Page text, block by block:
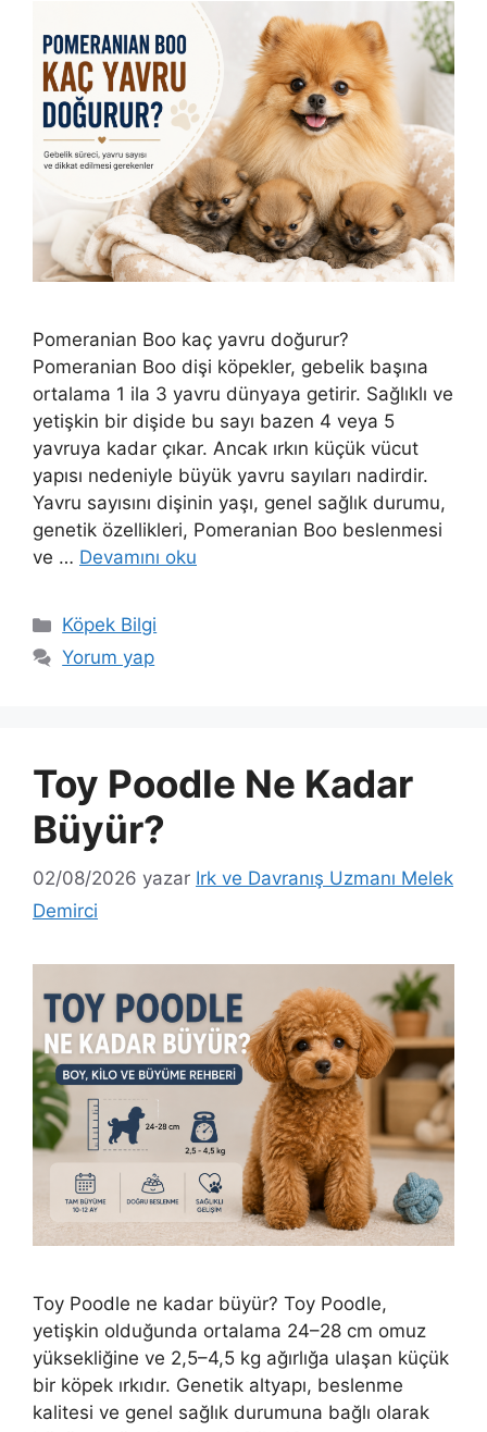
Pomeranian Boo kaç yavru doğurur?
Pomeranian Boo dişi köpekler, gebelik başına
ortalama 1 ila 3 yavru dünyaya getirir. Sağlıklı ve
yetişkin bir dişide bu sayı bazen 4 veya 5
yavruya kadar çıkar. Ancak ırkın küçük vücut
yapısı nedeniyle büyük yavru sayıları nadirdir.
Yavru sayısını dişinin yaşı, genel sağlık durumu,
genetik özellikleri, Pomeranian Boo beslenmesi
ve … Devamını oku
Kategoriler
Köpek Bilgi
Yorum yap
Toy Poodle Ne Kadar
Büyür?
02/08/2026 yazar Irk ve Davranış Uzmanı Melek
Demirci
Toy Poodle ne kadar büyür? Toy Poodle,
yetişkin olduğunda ortalama 24–28 cm omuz
yüksekliğine ve 2,5–4,5 kg ağırlığa ulaşan küçük
bir köpek ırkıdır. Genetik altyapı, beslenme
kalitesi ve genel sağlık durumuna bağlı olarak